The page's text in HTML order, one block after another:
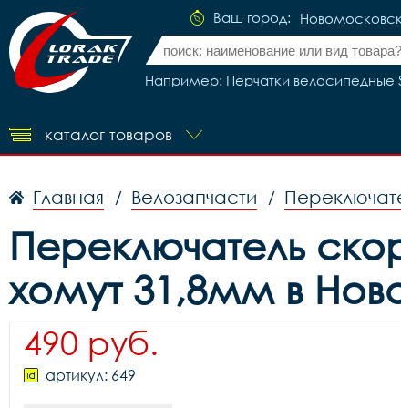
Ваш город: Новомосковск
Например: Перчатки велосипедные
каталог товаров
Главная / Велозапчасти /
Переключатель
хомут 31,8мм в
490 руб.
артикул: 649